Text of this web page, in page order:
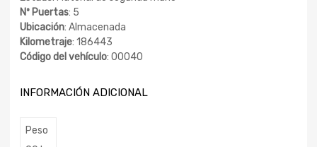
Nº Puertas: 5
Ubicación: Almacenada
Kilometraje: 186443
Código del vehículo: 00040
INFORMACIÓN ADICIONAL
Peso